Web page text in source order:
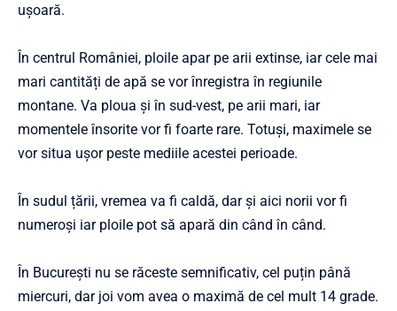
ușoară.
În centrul României, ploile apar pe arii extinse, iar cele mai
mari cantități de apă se vor înregistra în regiunile
montane. Va ploua și în sud-vest, pe arii mari, iar
momentele însorite vor fi foarte rare. Totuși, maximele se
vor situa ușor peste mediile acestei perioade.
În sudul țării, vremea va fi caldă, dar și aici norii vor fi
numeroși iar ploile pot să apară din când în când.
În București nu se răceste semnificativ, cel puțin până
miercuri, dar joi vom avea o maximă de cel mult 14 grade.